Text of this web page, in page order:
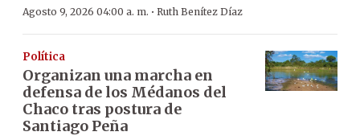
Agosto 9, 2026 04:00 a. m. · Ruth Benítez Díaz
Política
Organizan una marcha en
defensa de los Médanos del
Chaco tras postura de
Santiago Peña